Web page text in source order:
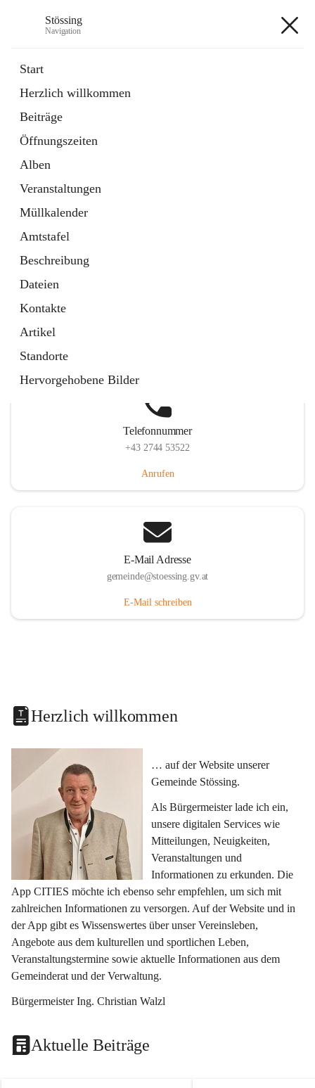
Stössing
Navigation
Start
Herzlich willkommen
Beiträge
Öffnungszeiten
Alben
Veranstaltungen
Müllkalender
Amtstafel
Beschreibung
Dateien
Kontakte
Artikel
Standorte
Hervorgehobene Bilder
Datei
in
Tab
Kindergarten
öffnet
in
neuem
Tab
Telefonnummer
+43 2744 53522
Anrufen
E-Mail Adresse
gemeinde@stoessing.gv.at
E-Mail schreiben
Herzlich willkommen
… auf der Website unserer
Gemeinde Stössing.
Als Bürgermeister lade ich ein,
unsere digitalen Services wie
Mitteilungen, Neuigkeiten,
Veranstaltungen und
Informationen zu erkunden. Die
App CITIES möchte ich ebenso sehr empfehlen, um sich mit
zahlreichen Informationen zu versorgen. Auf der Website und in
der App gibt es Wissenswertes über unser Vereinsleben,
Angebote aus dem kulturellen und sportlichen Leben,
Veranstaltungstermine sowie aktuelle Informationen aus dem
Gemeinderat und der Verwaltung.
Bürgermeister Ing. Christian Walzl
Aktuelle Beiträge